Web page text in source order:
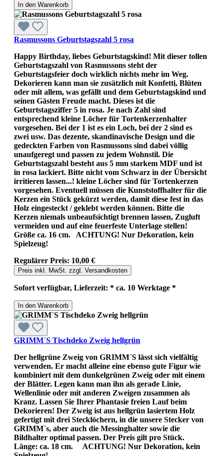
In den Warenkorb
Rasmussons Geburtstagszahl 5 rosa
Happy Birthday, liebes Geburtstagskind! Mit dieser tollen
Geburtstagszahl von Rasmussons steht der
Geburtstagsfeier doch wirklich nichts mehr im Weg.
Dekorieren kann man sie zusätzlich mit Konfetti, Blüten
oder mit allem, was gefällt und dem Geburtstagskind und
seinen Gästen Freude macht. Dieses ist die
Geburtstagsziffer 5 in rosa. Je nach Zahl sind
entsprechend kleine Löcher für Tortenkerzenhalter
vorgesehen. Bei der 1 ist es ein Loch, bei der 2 sind es
zwei usw. Das dezente, skandinavische Design und die
gedeckten Farben von Rasmussons sind dabei völlig
unaufgeregt und passen zu jedem Wohnstil. Die
Geburtstagszahl besteht aus 5 mm starkem MDF und ist
in rosa lackiert. Bitte nicht vom Schwarz in der Übersicht
irritieren lassen...! kleine Löcher sind für Tortenkerzen
vorgesehen. Eventuell müssen die Kunststoffhalter für die
Kerzen ein Stück gekürzt werden, damit diese fest in das
Holz eingesteckt / geklebt werden können. Bitte die
Kerzen niemals unbeaufsichtigt brennen lassen, Zugluft
vermeiden und auf eine feuerfeste Unterlage stellen!
Größe ca. 16 cm. ACHTUNG! Nur Dekoration, kein
Spielzeug!
Regulärer Preis: 10,00 €
Preis inkl. MwSt. zzgl. Versandkosten
Sofort verfügbar, Lieferzeit: * ca. 10 Werktage *
In den Warenkorb
GRIMM´S Tischdeko Zweig hellgrün
Der hellgrüne Zweig von GRIMM´S lässt sich vielfältig
verwenden. Er macht alleine eine ebenso gute Figur wie
kombiniert mit dem dunkelgrünen Zweig oder mit einem
der Blätter. Legen kann man ihn als gerade Linie,
Wellenlinie oder mit anderen Zweigen zusammen als
Kranz. Lassen Sie Ihrer Phantasie freien Lauf beim
Dekorieren! Der Zweig ist aus hellgrün lasiertem Holz
gefertigt mit drei Stecklöchern, in die unsere Stecker von
GRIMM`s, aber auch die Messinghalter sowie die
Bildhalter optimal passen. Der Preis gilt pro Stück.
Länge: ca. 18 cm. ACHTUNG! Nur Dekoration, kein